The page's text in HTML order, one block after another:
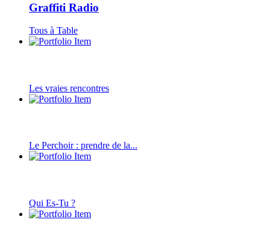
Graffiti Radio
Tous à Table
Les vraies rencontres
Le Perchoir : prendre de la...
Qui Es-Tu ?